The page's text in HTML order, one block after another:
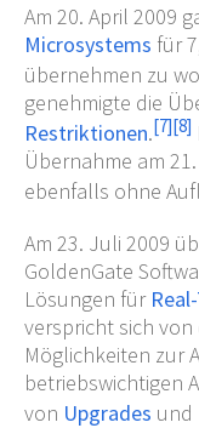
Am 20. April 2009
Microsystems für
übernehmen zu
genehmigte die
Restriktionen.[7][8]
Übernahme am
ebenfalls ohne
Am 23. Juli 2009
GoldenGate
Lösungen für
verspricht sich
Möglichkeiten zur
betriebswichtigen
von Upgrades und